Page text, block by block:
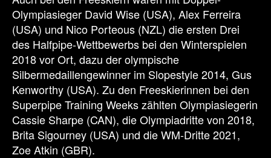
Olympiasieger David Wise (USA), Alex Ferreira
(USA) und Nico Porteous (NZL) die ersten Drei
des Halfpipe-Wettbewerbs bei den Winterspielen
2018 vor Ort, dazu der olympische
Silbermedaillengewinner im Slopestyle 2014, Gus
Kenworthy (USA). Zu den Freeskierinnen bei den
Superpipe Training Weeks zählten Olympiasiegerin
Cassie Sharpe (CAN), die Olympiadritte von 2018,
Brita Sigourney (USA) und die WM-Dritte 2021,
Zoe Atkin (GBR).